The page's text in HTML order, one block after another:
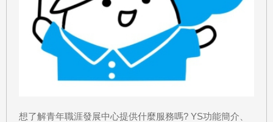
想了解青年職涯發展中心提供什麼服務嗎? YS功能簡介、